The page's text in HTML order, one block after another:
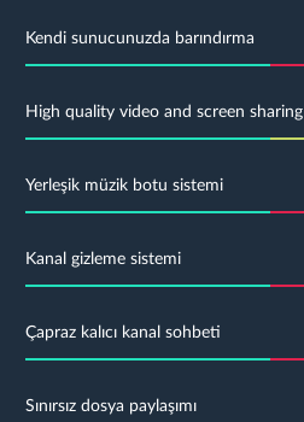
Kendi sunucunuzda barındırma
High quality video and screen sharing
Yerleşik müzik botu sistemi
Kanal gizleme sistemi
Çapraz kalıcı kanal sohbeti
Sınırsız dosya paylaşımı